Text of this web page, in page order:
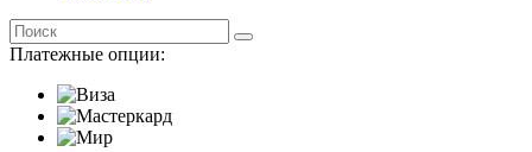
Платежные опции: